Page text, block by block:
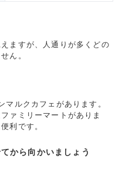
ますが、人通りが多くどの
ん。
マルクカフェがあります。
ァミリーマートがありま
利です。
から向かいましょう